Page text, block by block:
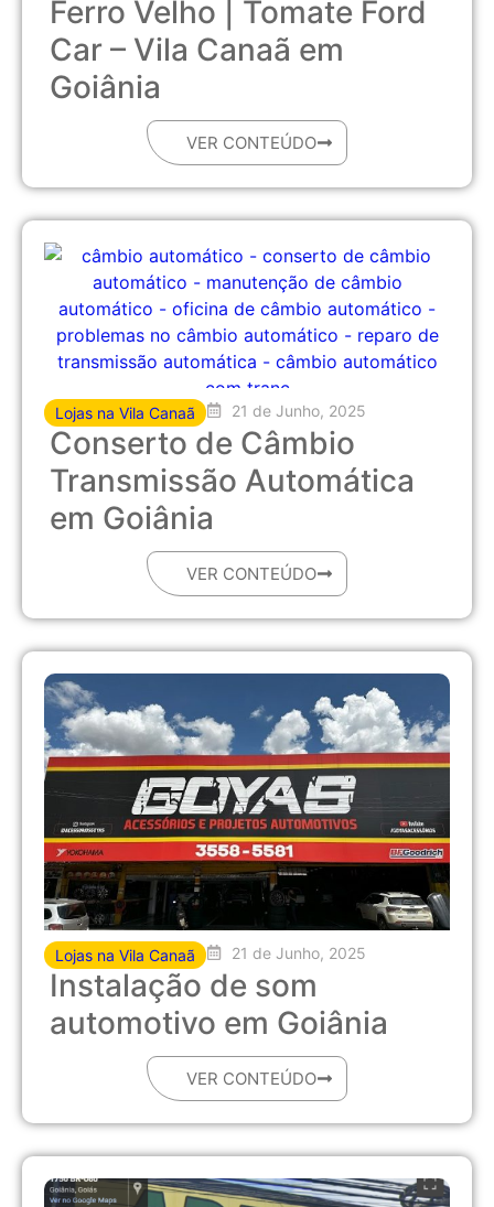
Ferro Velho | Tomate Ford
Car – Vila Canaã em
Goiânia
VER CONTEÚDO
Lojas na Vila Canaã 21 de Junho, 2025
Conserto de Câmbio
Transmissão Automática
em Goiânia
VER CONTEÚDO
Lojas na Vila Canaã 21 de Junho, 2025
Instalação de som
automotivo em Goiânia
VER CONTEÚDO